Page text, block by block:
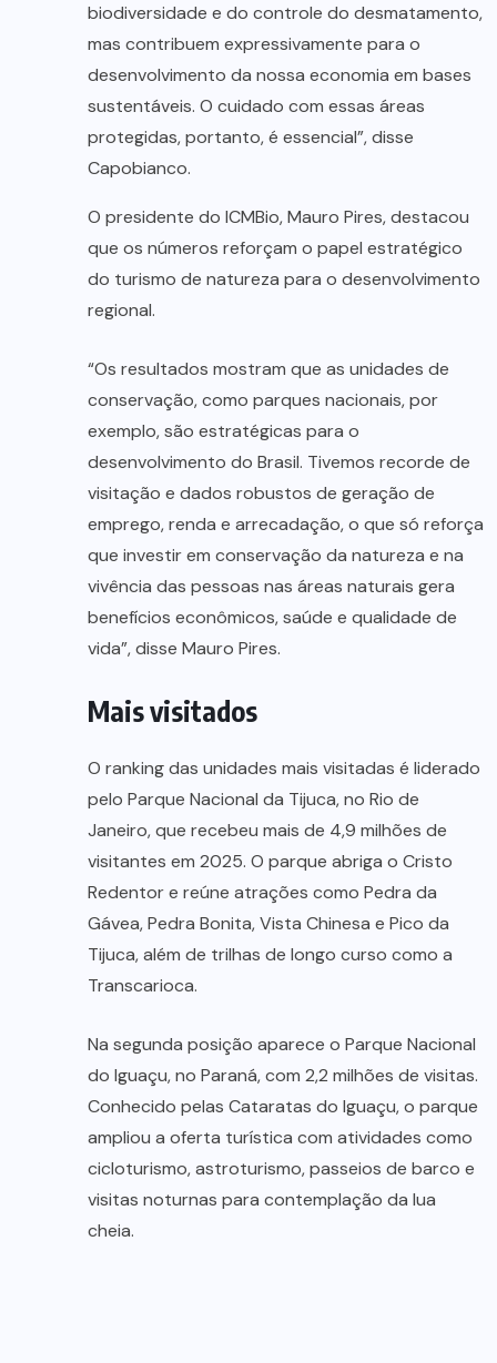
biodiversidade e do controle do desmatamento,
mas contribuem expressivamente para o
desenvolvimento da nossa economia em bases
sustentáveis. O cuidado com essas áreas
protegidas, portanto, é essencial”, disse
Capobianco.
O presidente do ICMBio, Mauro Pires, destacou
que os números reforçam o papel estratégico
do turismo de natureza para o desenvolvimento
regional.
“Os resultados mostram que as unidades de
conservação, como parques nacionais, por
exemplo, são estratégicas para o
desenvolvimento do Brasil. Tivemos recorde de
visitação e dados robustos de geração de
emprego, renda e arrecadação, o que só reforça
que investir em conservação da natureza e na
vivência das pessoas nas áreas naturais gera
benefícios econômicos, saúde e qualidade de
vida”, disse Mauro Pires.
Mais visitados
O ranking das unidades mais visitadas é liderado
pelo Parque Nacional da Tijuca, no Rio de
Janeiro, que recebeu mais de 4,9 milhões de
visitantes em 2025. O parque abriga o Cristo
Redentor e reúne atrações como Pedra da
Gávea, Pedra Bonita, Vista Chinesa e Pico da
Tijuca, além de trilhas de longo curso como a
Transcarioca.
Na segunda posição aparece o Parque Nacional
do Iguaçu, no Paraná, com 2,2 milhões de visitas.
Conhecido pelas Cataratas do Iguaçu, o parque
ampliou a oferta turística com atividades como
cicloturismo, astroturismo, passeios de barco e
visitas noturnas para contemplação da lua
cheia.